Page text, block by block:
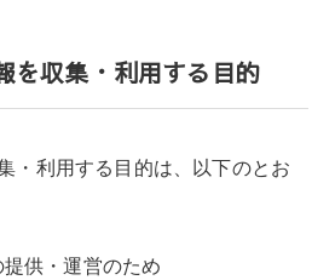
収集・利用する目的
・利用する目的は、以下のとお
供・運営のため